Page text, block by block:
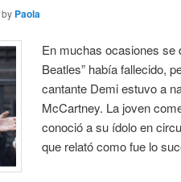
by Paola
En muchas ocasiones se
Beatles” había fallecido,
cantante Demi estuvo a
McCartney. La joven
conoció a su ídolo en
que relató como fue lo